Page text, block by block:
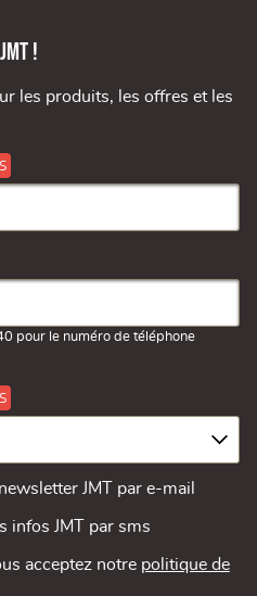
!
les produits, les offres et les
pour le numéro de téléphone
JMT par e-mail
infos JMT par sms
acceptez notre politique de